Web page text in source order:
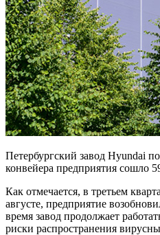
Петербургский завод Hyundai
конвейера предприятия сошло
Как отмечается, в третьем
августе, предприятие
время завод продолжает
риски распространения